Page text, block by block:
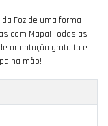
Foz de uma forma
com Mapa! Todas as
orientação gratuita e
na mão!